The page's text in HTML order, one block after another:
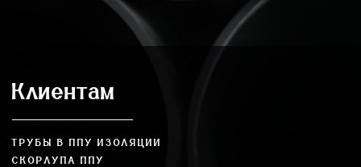
Клиентам
ТРУБЫ В ППУ ИЗОЛЯЦИИ
СКОРЛУПА ППУ